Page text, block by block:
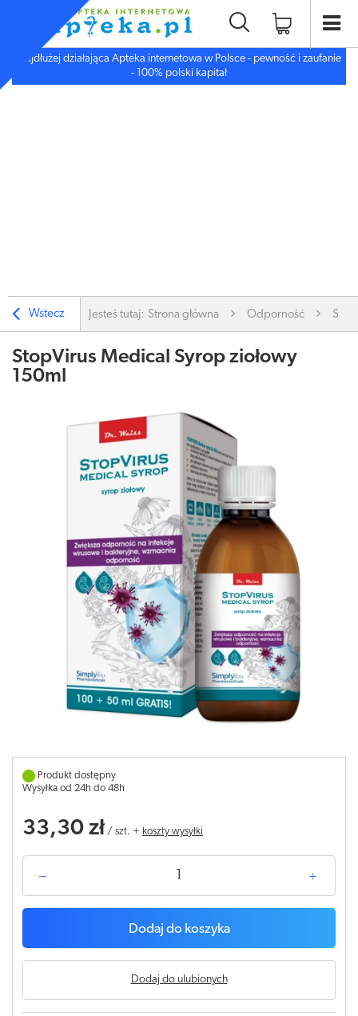
Najdłużej działająca Apteka internetowa w Polsce - pewność i zaufanie
- 100% polski kapitał
Wstecz Jesteś tutaj: Strona główna Odporność
StopVirus Medical Syrop ziołowy
150ml
Produkt dostępny
Wysyłka od 24h do 48h
33,30 zł / szt. + koszty wysyłki
Dodaj do koszyka
Dodaj do ulubionych